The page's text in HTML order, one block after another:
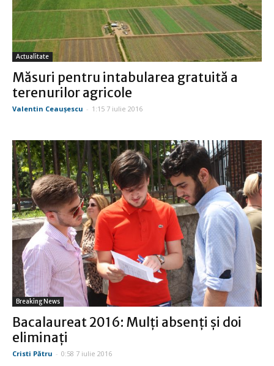
Actualitate
Măsuri pentru intabularea gratuită a
terenurilor agricole
Valentin Ceauşescu - 1:15 7 iulie 2016
Breaking News
Bacalaureat 2016: Mulţi absenţi şi doi
eliminaţi
Cristi Pătru - 0:58 7 iulie 2016